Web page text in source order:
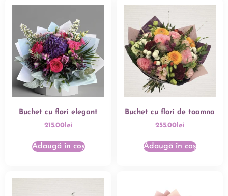
Buchet cu flori elegant
215.00lei
Adaugă în coș
Buchet cu flori de toamna
255.00lei
Adaugă în coș